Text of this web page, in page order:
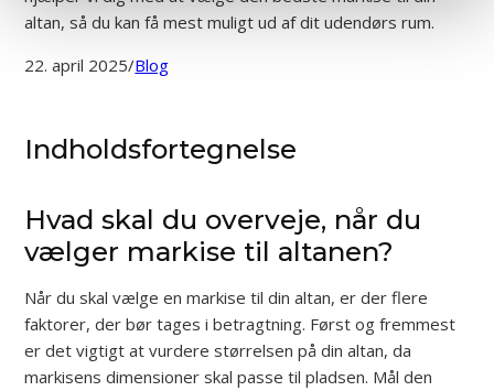
altan, så du kan få mest muligt ud af dit udendørs rum.
22. april 2025/Blog
Indholdsfortegnelse
Hvad skal du overveje, når du
vælger markise til altanen?
Når du skal vælge en markise til din altan, er der flere
faktorer, der bør tages i betragtning. Først og fremmest
er det vigtigt at vurdere størrelsen på din altan, da
markisens dimensioner skal passe til pladsen. Mål den